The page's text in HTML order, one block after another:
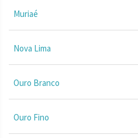
Muriaé
Nova Lima
Ouro Branco
Ouro Fino